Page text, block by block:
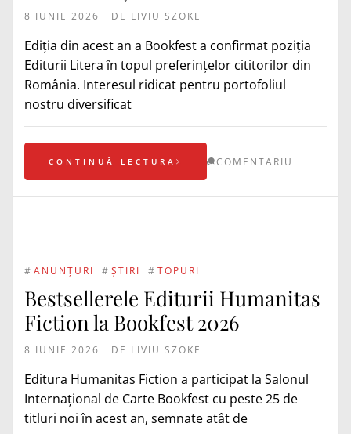
8 IUNIE 2026 DE LIVIU SZOKE
Ediția din acest an a Bookfest a confirmat poziția
Editurii Litera în topul preferințelor cititorilor din
România. Interesul ridicat pentru portofoliul
nostru diversificat
CONTINUĂ LECTURA COMENTARIU
# ANUNȚURI # ȘTIRI # TOPURI
Bestsellerele Editurii Humanitas
Fiction la Bookfest 2026
8 IUNIE 2026 DE LIVIU SZOKE
Editura Humanitas Fiction a participat la Salonul
Internațional de Carte Bookfest cu peste 25 de
titluri noi în acest an, semnate atât de